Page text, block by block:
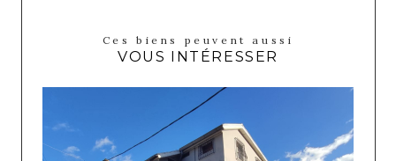
Ces biens peuvent aussi
VOUS INTÉRESSER